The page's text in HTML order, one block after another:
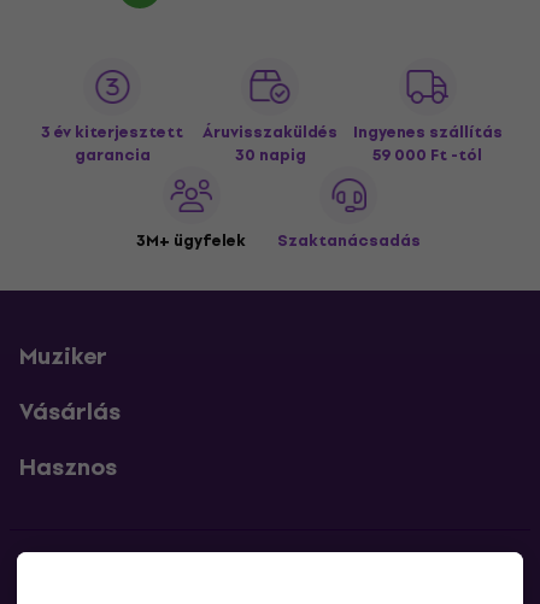
3 év kiterjesztett
garancia
Áruvisszaküldés
30 napig
Ingyenes szállítás
59 000 Ft -tól
3M+ ügyfelek Szaktanácsadás
Muziker
Vásárlás
Hasznos